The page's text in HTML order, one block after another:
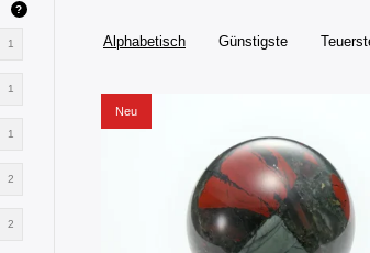
?
1
1
1
2
2
Alphabetisch Günstigste
Neu